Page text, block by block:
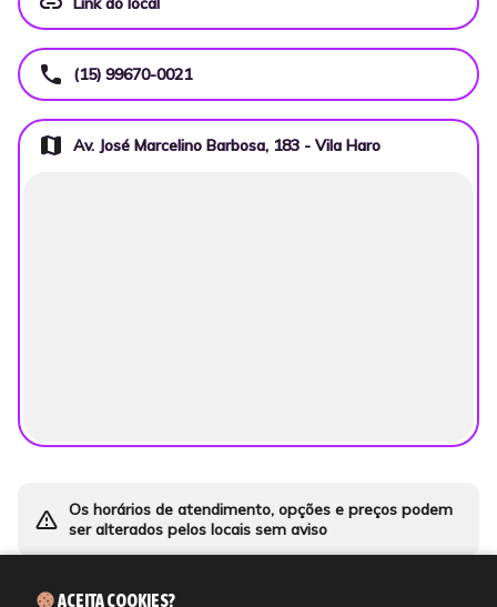
call (15) 99670-0021
map Av. José Marcelino Barbosa, 183 - Vila Haro
warning_amber Os horários de atendimento, opções e preços podem
ser alterados pelos locais sem aviso
ACEITA COOKIES?